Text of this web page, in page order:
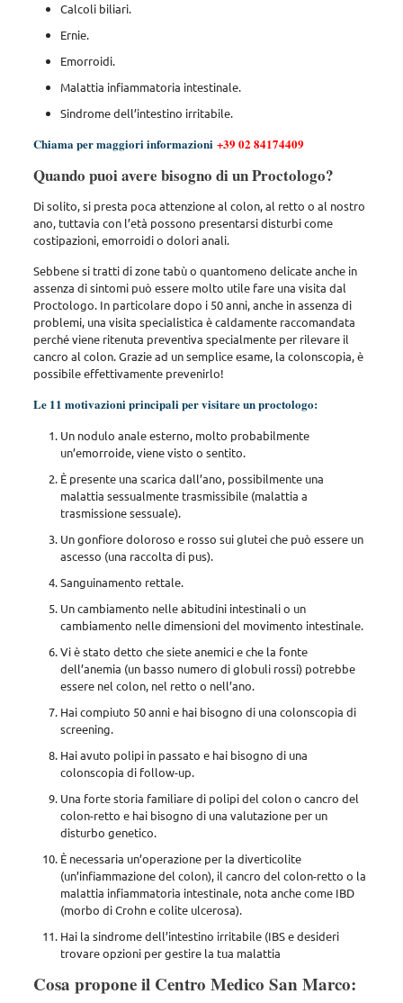
Calcoli biliari.
Ernie.
Emorroidi.
Malattia infiammatoria intestinale.
Sindrome dell’intestino irritabile.
Chiama per maggiori informazioni +39 02 84174409
Quando puoi avere bisogno di un Proctologo?
Di solito, si presta poca attenzione al colon, al retto o al nostro
ano, tuttavia con l’età possono presentarsi disturbi come
costipazioni, emorroidi o dolori anali.
Sebbene si tratti di zone tabù o quantomeno delicate anche in
assenza di sintomi può essere molto utile fare una visita dal
Proctologo. In particolare dopo i 50 anni, anche in assenza di
problemi, una visita specialistica è caldamente raccomandata
perché viene ritenuta preventiva specialmente per rilevare il
cancro al colon. Grazie ad un semplice esame, la colonscopia, è
possibile effettivamente prevenirlo!
Le 11 motivazioni principali per visitare un proctologo:
Un nodulo anale esterno, molto probabilmente
un’emorroide, viene visto o sentito.
È presente una scarica dall’ano, possibilmente una
malattia sessualmente trasmissibile (malattia a
trasmissione sessuale).
Un gonfiore doloroso e rosso sui glutei che può essere un
ascesso (una raccolta di pus).
Sanguinamento rettale.
Un cambiamento nelle abitudini intestinali o un
cambiamento nelle dimensioni del movimento intestinale.
Vi è stato detto che siete anemici e che la fonte
dell’anemia (un basso numero di globuli rossi) potrebbe
essere nel colon, nel retto o nell’ano.
Hai compiuto 50 anni e hai bisogno di una colonscopia di
screening.
Hai avuto polipi in passato e hai bisogno di una
colonscopia di follow-up.
Una forte storia familiare di polipi del colon o cancro del
colon-retto e hai bisogno di una valutazione per un
disturbo genetico.
È necessaria un’operazione per la diverticolite
(un’infiammazione del colon), il cancro del colon-retto o la
malattia infiammatoria intestinale, nota anche come IBD
(morbo di Crohn e colite ulcerosa).
Hai la sindrome dell’intestino irritabile (IBS e desideri
trovare opzioni per gestire la tua malattia
Cosa propone il Centro Medico San Marco: